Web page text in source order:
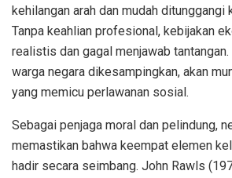
kehilangan arah dan mudah ditunggangi
Tanpa keahlian profesional, kebijakan
realistis dan gagal menjawab
warga negara dikesampingkan, akan
yang memicu perlawanan sosial.
Sebagai penjaga moral dan pelindung,
memastikan bahwa keempat elemen
hadir secara seimbang. John Rawls